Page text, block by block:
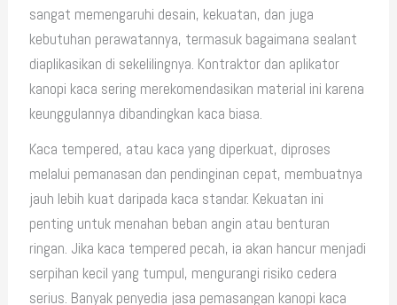
sangat memengaruhi desain, kekuatan, dan juga
kebutuhan perawatannya, termasuk bagaimana sealant
diaplikasikan di sekelilingnya. Kontraktor dan aplikator
kanopi kaca sering merekomendasikan material ini karena
keunggulannya dibandingkan kaca biasa.
Kaca tempered, atau kaca yang diperkuat, diproses
melalui pemanasan dan pendinginan cepat, membuatnya
jauh lebih kuat daripada kaca standar. Kekuatan ini
penting untuk menahan beban angin atau benturan
ringan. Jika kaca tempered pecah, ia akan hancur menjadi
serpihan kecil yang tumpul, mengurangi risiko cedera
serius. Banyak penyedia jasa pemasangan kanopi kaca